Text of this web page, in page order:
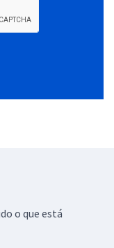
o que está